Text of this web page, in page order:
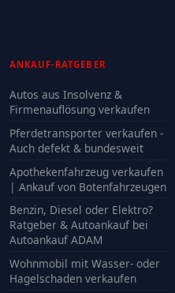
ANKAUF-RATGEBER
Autos aus Insolvenz &
Firmenauflösung verkaufen
Pferdetransporter verkaufen -
Auch defekt & bundesweit
Apothekenfahrzeug verkaufen
| Ankauf von Botenfahrzeugen
Benzin, Diesel oder Elektro?
Ratgeber & Autoankauf bei
Autoankauf ADAM
Wohnmobil mit Wasser- oder
Hagelschaden verkaufen